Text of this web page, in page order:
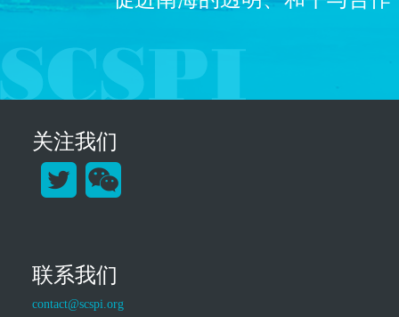
关注我们
联系我们
contact@scspi.org